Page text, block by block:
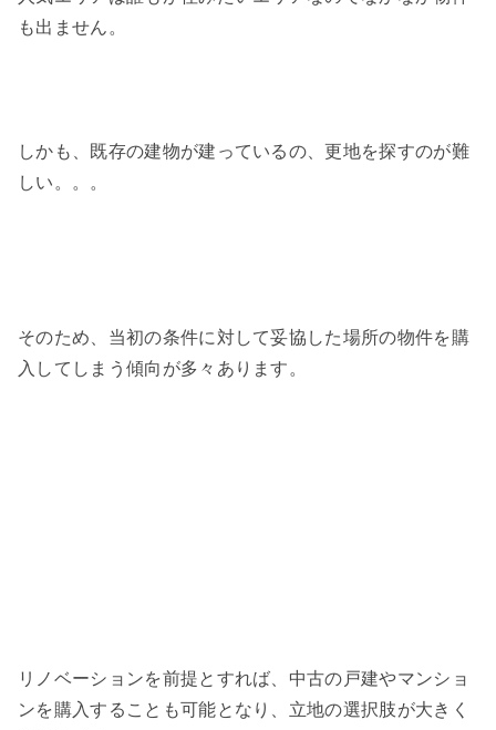
も出ません。
しかも、既存の建物が建っているの、更地を探すのが難
しい。。。
そのため、当初の条件に対して妥協した場所の物件を購
入してしまう傾向が多々あります。
リノベーションを前提とすれば、中古の戸建やマンショ
ンを購入することも可能となり、立地の選択肢が大きく